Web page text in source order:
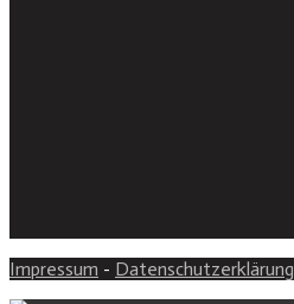
Impressum - Datenschutzerklärung